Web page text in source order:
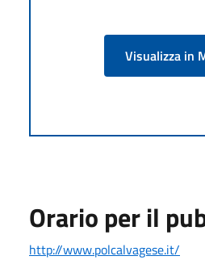
Visualizza in
Orario per il
http://www.polcalvagese.it/